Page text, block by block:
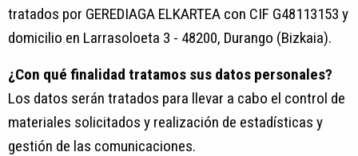
tratados por GEREDIAGA ELKARTEA con CIF G48113153 y
domicilio en Larrasoloeta 3 - 48200, Durango (Bizkaia).
¿Con qué finalidad tratamos sus datos personales?
Los datos serán tratados para llevar a cabo el control de
materiales solicitados y realización de estadísticas y
gestión de las comunicaciones.